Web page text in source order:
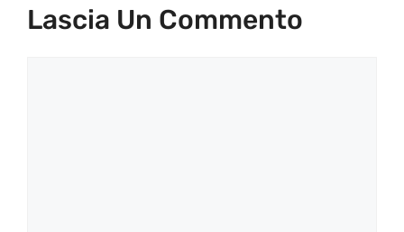
Lascia Un Commento